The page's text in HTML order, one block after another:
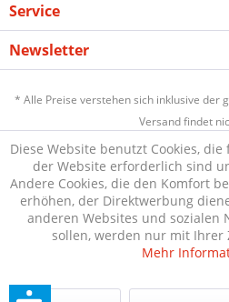
Service
Newsletter
* Alle Preise verstehen sich inklusive der
Versand findet
Diese Website benutzt Cookies,
der Website erforderlich sind
Andere Cookies, die den Komfort
erhöhen, der Direktwerbung
anderen Websites und sozialen
sollen, werden nur mit Ihrer
Mehr